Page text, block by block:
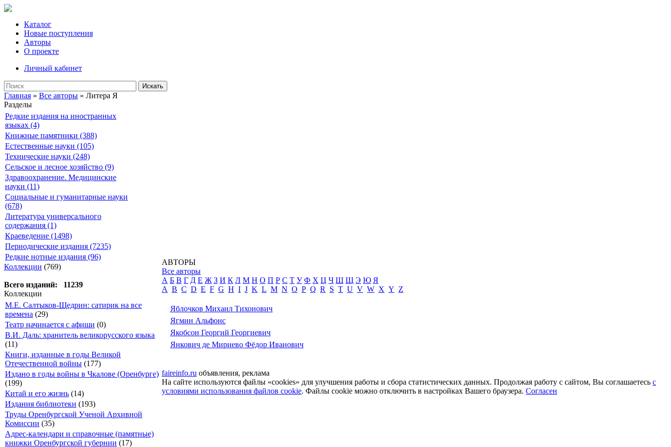
Каталог
Новые поступления
Авторы
О проекте
Личный кабинет
Искать
Главная » Все авторы » Литера Я
Разделы
Редкие издания на иностранных
языках (4)
Книжные памятники (388)
Естественные науки (105)
Технические науки (248)
Сельское и лесное хозяйство (9)
Здравоохранение. Медицинские
науки (11)
Социальные и гуманитарные науки
(678)
Литература универсального
содержания (1)
Краеведение (1498)
Периодические издания (7235)
Редкие нотные издания (96)
Коллекции (769)
Всего изданий: 11239
Коллекции
М.Е. Салтыков-Щедрин: сатирик на все
времена (29)
Театр начинается с афиши (0)
В.И. Даль: хранитель великорусского языка
(11)
Книги, изданные в годы Великой
Отечественной войны (177)
Издано в годы войны в Чкалове (Оренбурге)
(199)
Китай и его жизнь (14)
Издания библиотеки (193)
Труды Оренбургской Ученой Архивной
Комиссии (35)
Адрес-календари и справочные (памятные)
книжки Оренбургской губернии (17)
АВТОРЫ
Все авторы
А Б В Г Д Е Ж З И К Л М Н О П Р С Т У Ф Х Ц Ч Ш Щ Э Ю Я
A B C D E F G H I J K L M N O P Q R S T U V W X Y Z
Яблочков Михаил Тихонович
Ягмин Альфонс
Якобсон Георгий Георгиевич
Янкович де Мириево Фёдор Иванович
faireinfo.ru объявления, реклама
На сайте используются файлы «cookies» для улучшения работы и сбора статистических данных. Продолжая работу с сайтом, Вы соглашаетесь с
условиями использования файлов cookie. Файлы cookie можно отключить в настройках Вашего браузера. Согласен